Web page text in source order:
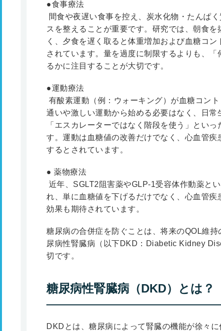
●食事療法
間食や夜遅い食事を控え、炭水化物・たんぱ
スを整えることが重要です。研究では、朝食
く、夕食を遅く取ると体重増加および血糖コ
されています。量を過度に制限するよりも、
るかに注目することが大切です。
●運動療法
有酸素運動（例：ウォーキング）が血糖コン
通いや激しい運動から始める必要はなく、日
「エスカレーターではなく階段を使う」とい
す。運動は血糖値の改善だけでなく、心血管
するとされています。
● 薬物療法
近年、SGLT2阻害薬やGLP-1受容体作動薬と
れ、単に血糖値を下げるだけでなく、心血管
効果も期待されています。
糖尿病の合併症を防ぐことは、将来のQOL維
尿病性腎臓病（以下DKD：Diabetic Kidney
切です。
糖尿病性腎臓病（DKD）とは？
DKDとは、糖尿病によって腎臓の機能が徐々